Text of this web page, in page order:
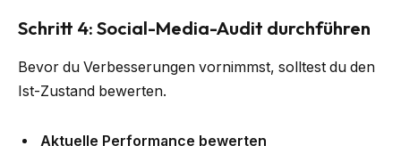
Schritt 4: Social-Media-Audit durchführen
Bevor du Verbesserungen vornimmst, solltest du den
Ist-Zustand bewerten.
Aktuelle Performance bewerten